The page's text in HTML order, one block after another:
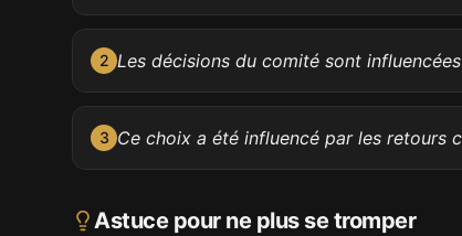
2 Les décisions du comité sont
3 Ce choix a été influencé par les retours
Astuce pour ne plus se tromper